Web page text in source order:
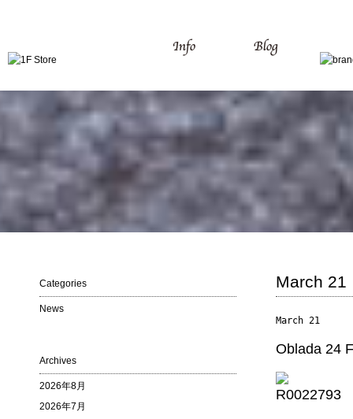
March 21
March 21
Oblada 24
Categories
News
Archives
2026年8月
2026年7月